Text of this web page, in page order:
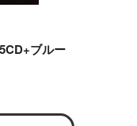
ブルー